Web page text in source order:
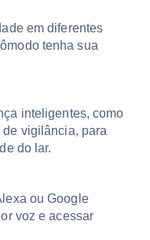
em diferentes
tenha sua
inteligentes, como
vigilância, para
do lar.
ou Google
voz e acessar